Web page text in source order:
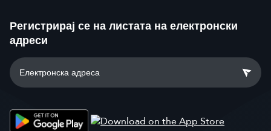
Регистрирај се на листата на електронски
адреси